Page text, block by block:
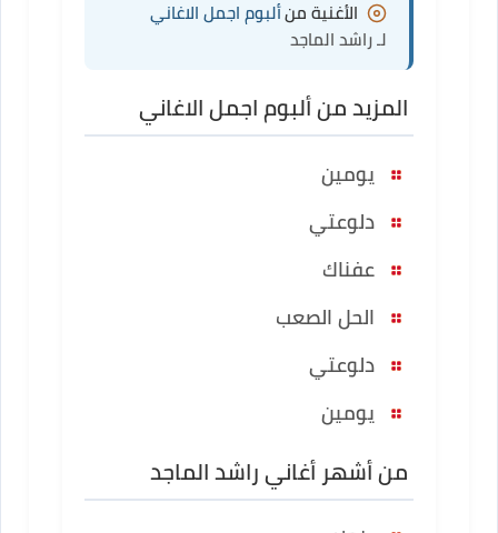
الأغنية منألبوم اجمل الاغاني
لـ راشد الماجد
المزيد من ألبوم اجمل الاغاني
يومين
دلوعتي
عفناك
الحل الصعب
دلوعتي
يومين
من أشهر أغاني راشد الماجد